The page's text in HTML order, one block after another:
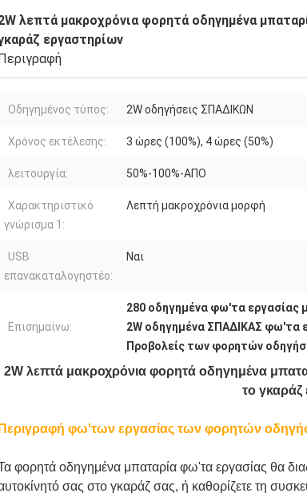
λεπτά μακροχρόνια φορητά οδηγημένα
εργαστηρίων
Οδηγημένος τύπος: 2W οδηγήσεις ΣΠΑΔΙΚΩΝ
Χρόνος εκτέλεσης: 3 ώρες (100%), 4 ώρες (50%)
λειτουργία: 50%-100%-ΑΠΟ
Χαρακτηριστικό
γνώρισμα 1:
Λεπτή μακροχρόνια μορφή
USB
επανακαταλογηστέο:
Ναι
Επισημαίνω:
280 οδηγημένα φω'τα εργασίας
2W οδηγημένα ΣΠΑΔΙΚΑΣ φω'τα
Προβολείς των φορητών
2W λεπτά μακροχρόνια φορητά οδηγημένα
το
Περιγραφή φω'των εργασίας των φορητών
φορητά οδηγημένα μπαταρία φω'τα εργασίας θα
σας στο γκαράζ σας, ή καθορίζετε τη